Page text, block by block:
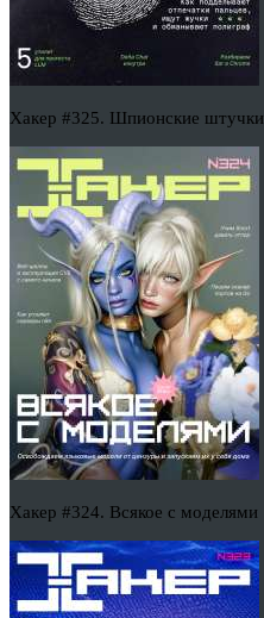
Хакер #325. Шпионские штучки
Хакер #324. Всякое с моделями